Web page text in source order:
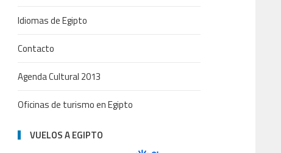
Idiomas de Egipto
Contacto
Agenda Cultural 2013
Oficinas de turismo en Egipto
VUELOS A EGIPTO